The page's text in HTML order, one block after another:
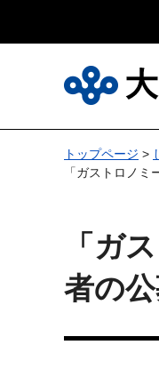
トップページ >
「ガストロノ
「ガ
者の